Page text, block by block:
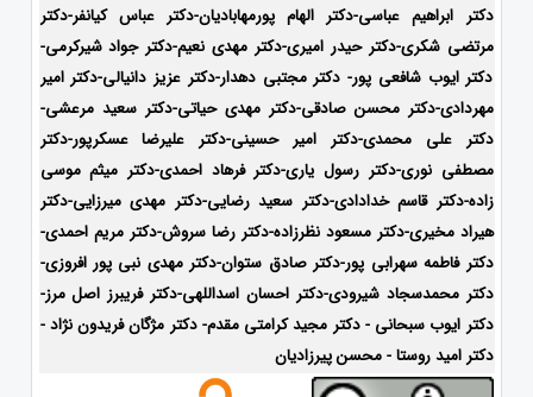
دکتر ابراهیم عباسی-دکتر الهام پورمهابادیان-دکتر عباس کیانفر-دکتر
مرتضی شکری-دکتر حیدر امیری-دکتر مهدی نعیم-دکتر جواد شیرکرمی-
دکتر ایوب شافعی پور- دکتر مجتبی دهدار-دکتر عزیز دانیالی-دکتر امیر
مهردادی-دکتر محسن صادقی-دکتر مهدی حیاتی-دکتر سعید مرعشی-
دکتر علی محمدی-دکتر امیر حسینی-دکتر علیرضا عسکرپور-دکتر
مصطفی نوری-دکتر رسول یاری-دکتر فرهاد احمدی-دکتر میثم موسی
زاده-دکتر قاسم خدادادی-دکتر سعید رضایی-دکتر مهدی میرزایی-دکتر
هیراد مخیری-دکتر مسعود نظرزاده-دکتر رضا سروش-دکتر مریم احمدی-
دکتر فاطمه سهرابی پور-دکتر صادق ستوان-دکتر مهدی نبی پور افروزی-
دکتر محمدسجاد شیرودی-دکتر احسان اسداللهی-دکتر فریبرز اصل مرز-
دکتر ایوب سبحانی - دکتر مجید کرامتی مقدم- دکتر مژگان فریدون نژاد -
دکتر امید روستا - محسن پیرزادیان